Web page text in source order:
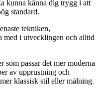
kunna känna dig trygg i att
standard.
tekniken,
med i utvecklingen och alltid
passar det mer moderna
av upprustning och
klassisk stil eller målning.